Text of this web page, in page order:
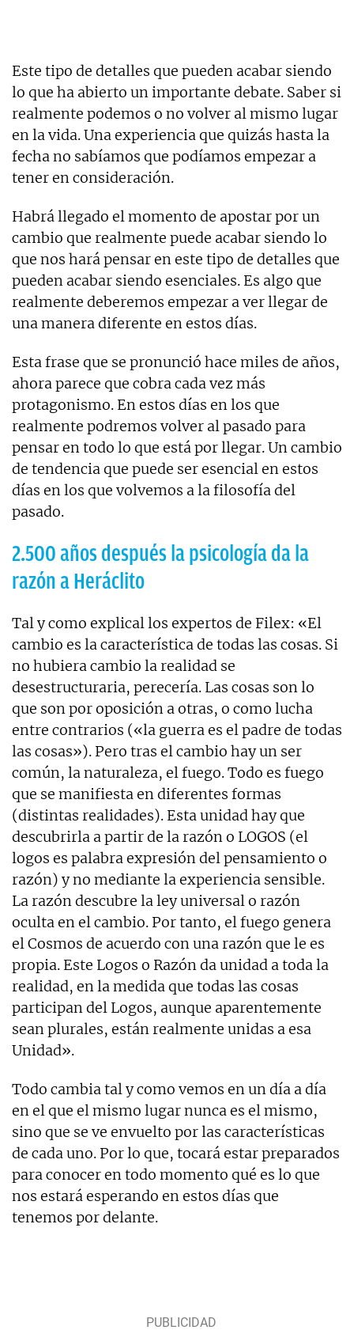
Este tipo de detalles que pueden acabar siendo
lo que ha abierto un importante debate. Saber si
realmente podemos o no volver al mismo lugar
en la vida. Una experiencia que quizás hasta la
fecha no sabíamos que podíamos empezar a
tener en consideración.
Habrá llegado el momento de apostar por un
cambio que realmente puede acabar siendo lo
que nos hará pensar en este tipo de detalles que
pueden acabar siendo esenciales. Es algo que
realmente deberemos empezar a ver llegar de
una manera diferente en estos días.
Esta frase que se pronunció hace miles de años,
ahora parece que cobra cada vez más
protagonismo. En estos días en los que
realmente podremos volver al pasado para
pensar en todo lo que está por llegar. Un cambio
de tendencia que puede ser esencial en estos
días en los que volvemos a la filosofía del
pasado.
2.500 años después la psicología da la
razón a Heráclito
Tal y como explical los expertos de Filex: «El
cambio es la característica de todas las cosas. Si
no hubiera cambio la realidad se
desestructuraria, perecería. Las cosas son lo
que son por oposición a otras, o como lucha
entre contrarios («la guerra es el padre de todas
las cosas»). Pero tras el cambio hay un ser
común, la naturaleza, el fuego. Todo es fuego
que se manifiesta en diferentes formas
(distintas realidades). Esta unidad hay que
descubrirla a partir de la razón o LOGOS (el
logos es palabra expresión del pensamiento o
razón) y no mediante la experiencia sensible.
La razón descubre la ley universal o razón
oculta en el cambio. Por tanto, el fuego genera
el Cosmos de acuerdo con una razón que le es
propia. Este Logos o Razón da unidad a toda la
realidad, en la medida que todas las cosas
participan del Logos, aunque aparentemente
sean plurales, están realmente unidas a esa
Unidad».
Todo cambia tal y como vemos en un día a día
en el que el mismo lugar nunca es el mismo,
sino que se ve envuelto por las características
de cada uno. Por lo que, tocará estar preparados
para conocer en todo momento qué es lo que
nos estará esperando en estos días que
tenemos por delante.